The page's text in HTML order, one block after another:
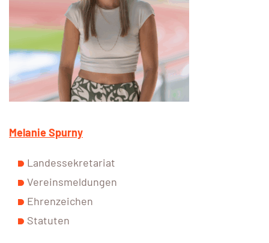
Melanie Spurny
Landessekretariat
Vereinsmeldungen
Ehrenzeichen
Statuten